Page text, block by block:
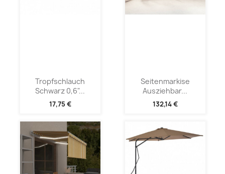
Tropfschlauch
Schwarz 0,6"...
17,75 €
Seitenmarkise
Ausziehbar...
132,14 €